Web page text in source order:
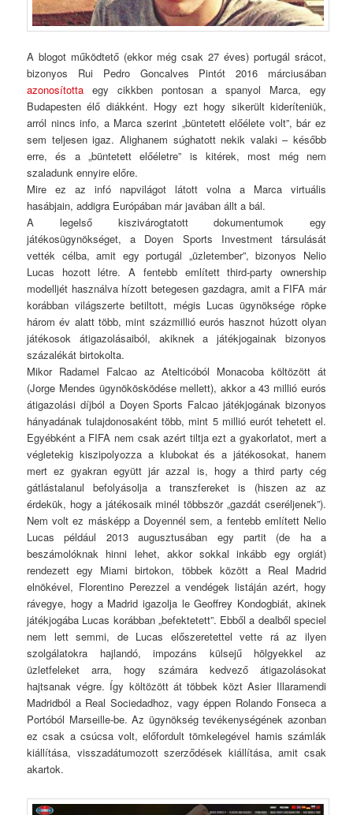
A blogot működtető (ekkor még csak 27 éves) portugál srácot,
bizonyos Rui Pedro Goncalves Pintót 2016 márciusában
azonosította egy cikkben pontosan a spanyol Marca, egy
Budapesten élő diákként. Hogy ezt hogy sikerült kideríteniük,
arról nincs info, a Marca szerint „büntetett előélete volt”, bár ez
sem teljesen igaz. Alighanem súghatott nekik valaki – később
erre, és a „büntetett előéletre” is kitérek, most még nem
szaladunk ennyire előre.
Mire ez az infó napvilágot látott volna a Marca virtuális
hasábjain, addigra Európában már javában állt a bál.
A legelső kiszivárogtatott dokumentumok egy
játékosügynökséget, a Doyen Sports Investment társulását
vették célba, amit egy portugál „üzletember”, bizonyos Nelio
Lucas hozott létre. A fentebb említett third-party ownership
modelljét használva hízott betegesen gazdagra, amit a FIFA már
korábban világszerte betiltott, mégis Lucas ügynöksége röpke
három év alatt több, mint százmillió eurós hasznot húzott olyan
játékosok átigazolásaiból, akiknek a játékjogainak bizonyos
százalékát birtokolta.
Mikor Radamel Falcao az Atelticóból Monacoba költözött át
(Jorge Mendes ügynökösködése mellett), akkor a 43 millió eurós
átigazolási díjból a Doyen Sports Falcao játékjogának bizonyos
hányadának tulajdonosaként több, mint 5 millió eurót tehetett el.
Egyébként a FIFA nem csak azért tiltja ezt a gyakorlatot, mert a
végletekig kiszipolyozza a klubokat és a játékosokat, hanem
mert ez gyakran együtt jár azzal is, hogy a third party cég
gátlástalanul befolyásolja a transzfereket is (hiszen az az
érdekük, hogy a játékosaik minél többször „gazdát cseréljenek”).
Nem volt ez másképp a Doyennél sem, a fentebb említett Nelio
Lucas például 2013 augusztusában egy partit (de ha a
beszámolóknak hinni lehet, akkor sokkal inkább egy orgiát)
rendezett egy Miami birtokon, többek között a Real Madrid
elnökével, Florentino Perezzel a vendégek listáján azért, hogy
rávegye, hogy a Madrid igazolja le Geoffrey Kondogbiát, akinek
játékjogába Lucas korábban „befektetett”. Ebből a dealből speciel
nem lett semmi, de Lucas előszeretettel vette rá az ilyen
szolgálatokra hajlandó, impozáns külsejű hölgyekkel az
üzletfeleket arra, hogy számára kedvező átigazolásokat
hajtsanak végre. Így költözött át többek közt Asier Illaramendi
Madridból a Real Sociedadhoz, vagy éppen Rolando Fonseca a
Portóból Marseille-be. Az ügynökség tevékenységének azonban
ez csak a csúcsa volt, előfordult tömkelegével hamis számlák
kiállítása, visszadátumozott szerződések kiállítása, amit csak
akartok.